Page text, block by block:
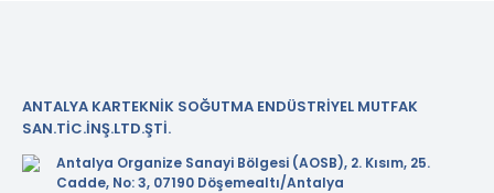
ANTALYA KARTEKNİK SOĞUTMA ENDÜSTRİYEL MUTFAK
SAN.TİC.İNŞ.LTD.ŞTİ.
Antalya Organize Sanayi Bölgesi (AOSB), 2. Kısım, 25.
Cadde, No: 3, 07190 Döşemealtı/Antalya